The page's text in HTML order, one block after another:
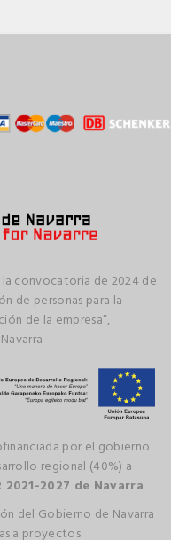
la convocatoria de 2024 de
de personas para la
de la empresa”,
por el gobierno
regional (40%) a
2021-2027 de Navarra
del Gobierno de Navarra
a proyectos